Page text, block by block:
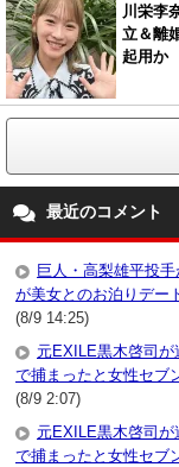
川栄李
立＆離
起用か
最近のコメント
巨人・高梨雄平投
が美女とのお泊りデー
(8/9 14:25)
元EXILE黒木啓司
で捕まったと女性セブ
(8/9 2:07)
元EXILE黒木啓司
で捕まったと女性セブ